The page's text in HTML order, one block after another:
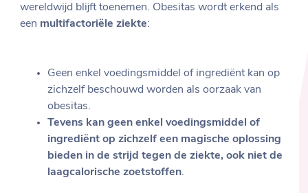
wereldwijd blijft toenemen. Obesitas wordt erkend als
een multifactoriële ziekte:
Geen enkel voedingsmiddel of ingrediënt kan op
zichzelf beschouwd worden als oorzaak van
obesitas.
Tevens kan geen enkel voedingsmiddel of
ingrediënt op zichzelf een magische oplossing
bieden in de strijd tegen de ziekte, ook niet de
laagcalorische zoetstoffen.